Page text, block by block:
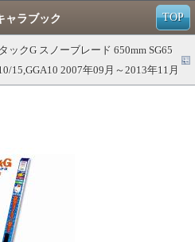
TOP
ャラブック
ックG スノーブレード 650mm SG65
15,GGA10 2007年09月～2013年11月